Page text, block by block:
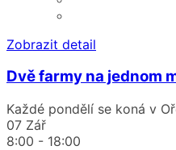
Zobrazit detail
Dvě farmy na jednom
Každé pondělí se koná v
07 Zář
8:00 - 18:00